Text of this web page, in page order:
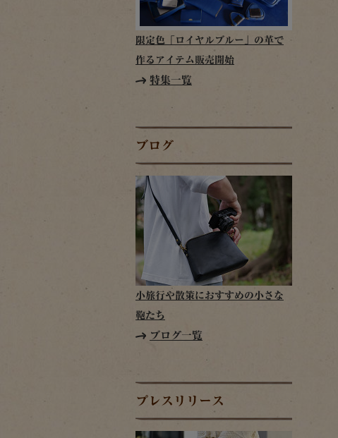
限定色「ロイヤルブルー」の革で
作るアイテム販売開始
特集一覧
ブログ
小旅行や散策におすすめの小さな
鞄たち
ブログ一覧
プレスリリース